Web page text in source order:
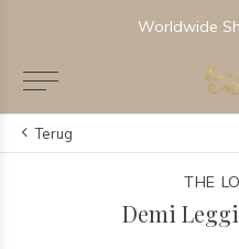
Worldwide
Terug
THE
Demi